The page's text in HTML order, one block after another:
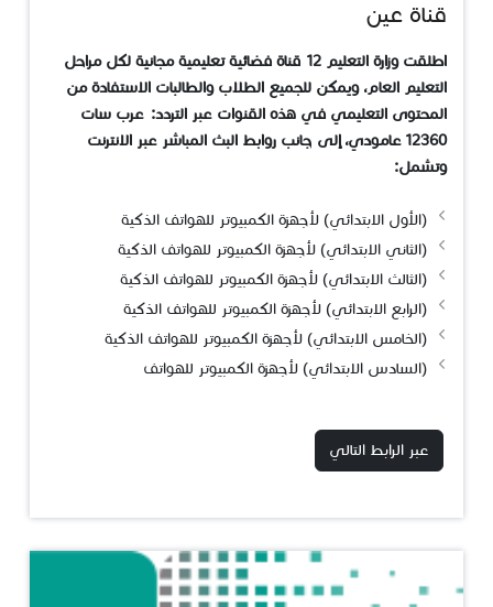
قناة عين
اطلقت وزارة التعليم 12 قناة فضائية تعليمية مجانية لكل مراحل
التعليم العام، ويمكن للجميع الطلاب والطالبات الاستفادة من
المحتوى التعليمي في هذه القنوات عبر التردد: عرب سات
12360 عامودي،
إلى جانب روابط البث المباشر عبر الانترنت
وتشمل:
(الأول الابتدائي) لأجهزة الكمبيوتر للهواتف الذكية
(الثاني الابتدائي) لأجهزة الكمبيوتر للهواتف الذكية
(الثالث الابتدائي) لأجهزة الكمبيوتر للهواتف الذكية
(الرابع الابتدائي) لأجهزة الكمبيوتر للهواتف الذكية
(الخامس الابتدائي) لأجهزة الكمبيوتر للهواتف الذكية
(السادس الابتدائي) لأجهزة الكمبيوتر للهواتف
عبر الرابط التالي